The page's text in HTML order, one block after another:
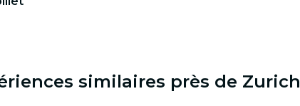
similaires près de Zurich